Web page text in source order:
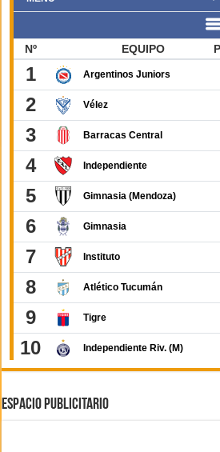
ESPACIO PUBLICITARIO